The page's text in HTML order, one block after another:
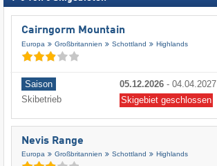
Cairngorm Mountain
Europa Großbritannien Schottland Highlands
Saison 05.12.2026 - 04.04.2027
Skibetrieb
Skigebiet geschlossen
Nevis Range
Europa Großbritannien Schottland Highlands